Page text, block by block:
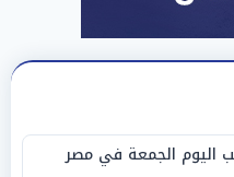
اليوم الجمعة في مصر